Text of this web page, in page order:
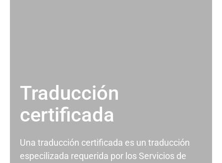
Traducción
certificada
Una traducción certificada es un traducción
especilizada requerida por los Servicios de